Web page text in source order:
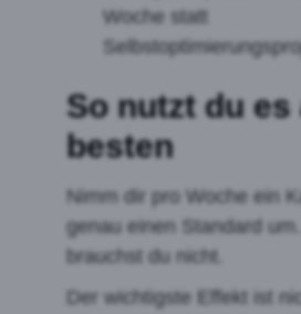
Woche statt
So nutzt du es
besten
Nimm dir pro Woche ein
genau einen Standard
brauchst du nicht.
Der wichtigste Effekt ist